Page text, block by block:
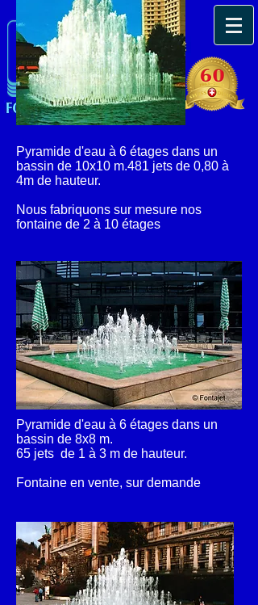
Pyramide d'eau à 6 étages dans un
bassin de 10x10 m.481 jets de 0,80 à
4m de hauteur.
Nous fabriquons sur mesure nos
fontaine de 2 à 10 étages
Pyramide d'eau à 6 étages dans un
bassin de 8x8 m.
65 jets de 1 à 3 m de hauteur.
Fontaine en vente, sur demande